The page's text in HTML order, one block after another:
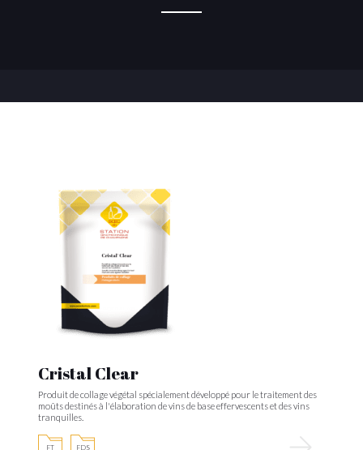
Cristal Clear
Produit de collage végétal spécialement développé pour le traitement des
moûts destinés à l'élaboration de vins de base effervescents et des vins
tranquilles.
FT FDS